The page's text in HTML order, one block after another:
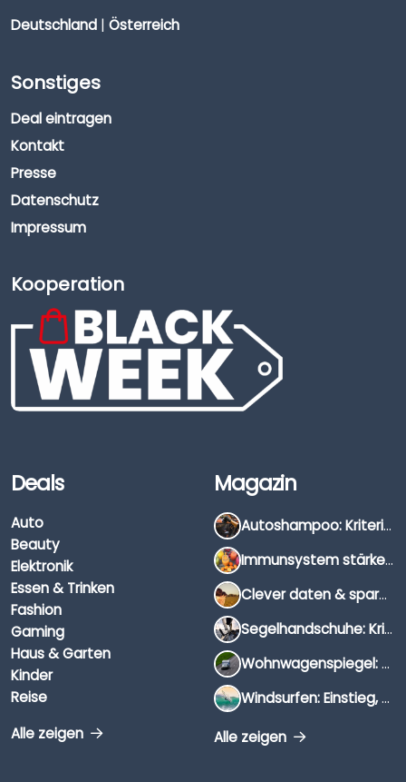
Deutschland | Österreich
Sonstiges
Deal eintragen
Kontakt
Presse
Datenschutz
Impressum
Kooperation
Deals
Auto
Beauty
Elektronik
Essen & Trinken
Fashion
Gaming
Haus & Garten
Kinder
Reise
Alle zeigen
Magazin
Autoshampoo: Kriterien, Unterschiede & Anwendung
Immunsystem stärken: Hausmittel, Vitamine & Wissenswertes
Clever daten & sparen: So findest du die besten Deals für Dates und Unternehmungen
Segelhandschuhe: Kriterien, Materialien & Tipps
Wohnwagenspiegel: Auswahl, Preise & Montage
Windsurfen: Einstieg, Ausrüstung & Tipps
Alle zeigen